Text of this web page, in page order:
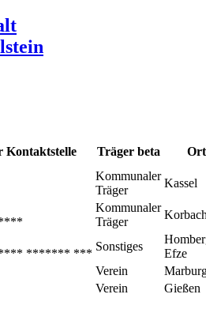
Kontaktstelle Träger beta
Ort
Kommunaler
Träger
Kassel
Kommunaler
Träger
******* ***
Sonstiges
Efze
Verein
Verein
Gießen